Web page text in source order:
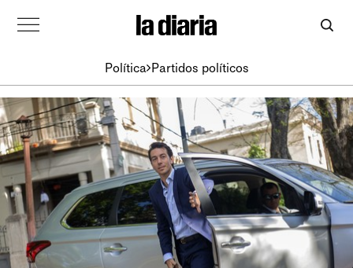
Política Partidos políticos